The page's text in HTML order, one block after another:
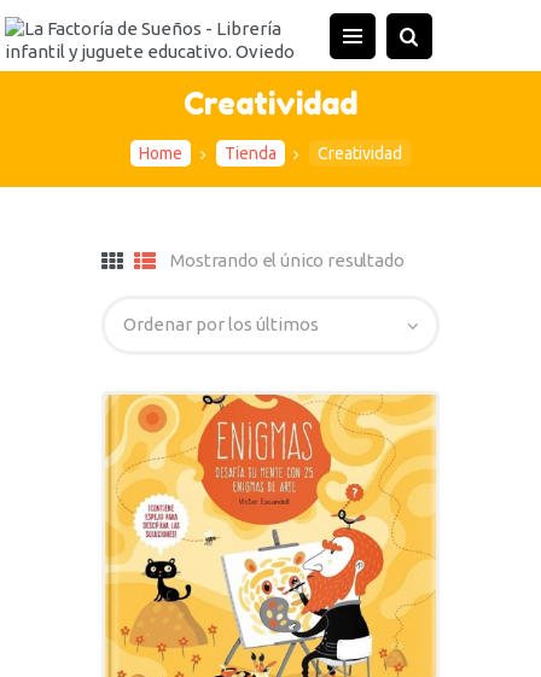
Creatividad
Home Tienda Creatividad
Mostrando el único resultado